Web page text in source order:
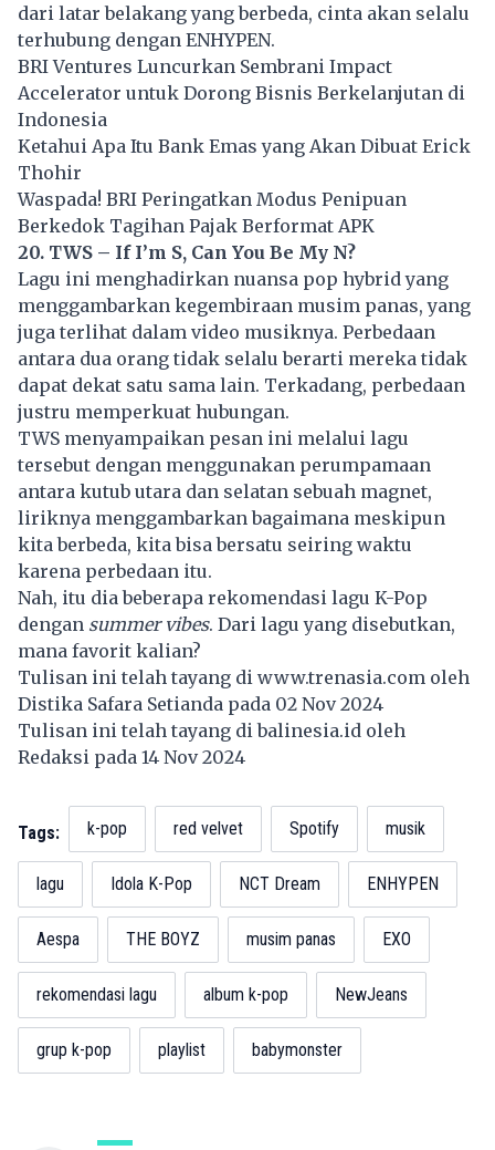
dari latar belakang yang berbeda, cinta akan selalu
terhubung dengan ENHYPEN.
BRI Ventures Luncurkan Sembrani Impact
Accelerator untuk Dorong Bisnis Berkelanjutan di
Indonesia
Ketahui Apa Itu Bank Emas yang Akan Dibuat Erick
Thohir
Waspada! BRI Peringatkan Modus Penipuan
Berkedok Tagihan Pajak Berformat APK
20. TWS – If I’m S, Can You Be My N?
Lagu ini menghadirkan nuansa pop hybrid yang
menggambarkan kegembiraan musim panas, yang
juga terlihat dalam video musiknya. Perbedaan
antara dua orang tidak selalu berarti mereka tidak
dapat dekat satu sama lain. Terkadang, perbedaan
justru memperkuat hubungan.
TWS menyampaikan pesan ini melalui lagu
tersebut dengan menggunakan perumpamaan
antara kutub utara dan selatan sebuah magnet,
liriknya menggambarkan bagaimana meskipun
kita berbeda, kita bisa bersatu seiring waktu
karena perbedaan itu.
Nah, itu dia beberapa rekomendasi lagu K-Pop
dengan summer vibes. Dari lagu yang disebutkan,
mana favorit kalian?
Tulisan ini telah tayang di www.trenasia.com oleh
Distika Safara Setianda pada 02 Nov 2024
Tulisan ini telah tayang dibalinesia.id oleh
Redaksi pada 14 Nov 2024
Tags: k-pop red velvet Spotify musik
lagu Idola K-Pop NCT Dream ENHYPEN
Aespa THE BOYZ musim panas EXO
rekomendasi lagu album k-pop NewJeans
grup k-pop playlist babymonster